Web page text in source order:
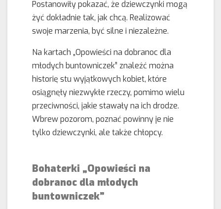
Postanowiły pokazać, że dziewczynki mogą
żyć dokładnie tak, jak chcą. Realizować
swoje marzenia, być silne i niezależne.
Na kartach „Opowieści na dobranoc dla
młodych buntowniczek” znaleźć można
historię stu wyjątkowych kobiet, które
osiągnęły niezwykłe rzeczy, pomimo wielu
przeciwności, jakie stawały na ich drodze.
Wbrew pozorom, poznać powinny je nie
tylko dziewczynki, ale także chłopcy.
Bohaterki „Opowieści na
dobranoc dla młodych
buntowniczek”